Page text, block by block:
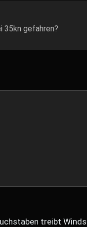
35kn gefahren?
treibt